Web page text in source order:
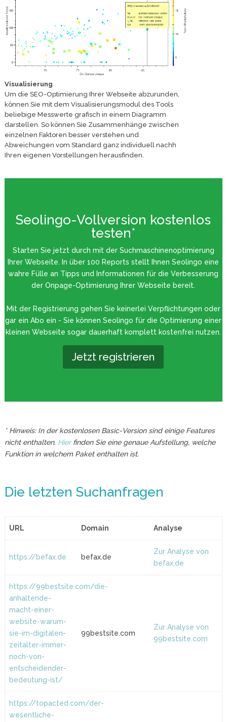
Visualisierung
Um die SEO-Optimierung Ihrer Webseite abzurunden,
können Sie mit dem Visualisierungsmodul des Tools
beliebige Messwerte grafisch in einem Diagramm
darstellen. So können Sie Zusammenhänge zwischen
einzelnen Faktoren besser verstehen und
Abweichungen vom Standard ganz individuell nachh
Ihren eigenen Vorstellungen herausfinden.
Seolingo-Vollversion kostenlos
testen*
Starten Sie jetzt durch mit der Suchmaschinenoptimierung
Ihrer Webseite. In über 100 Reports stellt Ihnen Seolingo eine
wahre Fülle an Tipps und Informationen für die Verbesserung
der Onpage-Optimierung Ihrer Webseite bereit.
Mit der Registrierung gehen Sie keinerlei Verpflichtungen oder
gar ein Abo ein - Sie können Seolingo für die Optimierung einer
kleinen Webseite sogar dauerhaft komplett kostenfrei nutzen.
Jetzt registrieren
* Hinweis: In der kostenlosen Basic-Version sind einige Features
nicht enthalten. Hierfinden Sie eine genaue Aufstellung, welche
Funktion in welchem Paket enthalten ist.
Die letzten Suchanfragen
URL Domain Analyse
https://befax.de befax.de
Zur Analyse von
befax.de
https://99bestsite.com/die-
anhaltende-
macht-einer-
website-warum-
sie-im-digitalen-
zeitalter-immer-
noch-von-
entscheidender-
bedeutung-ist/
99bestsite.com
Zur Analyse von
99bestsite.com
https://topacted.com/der-
wesentliche-